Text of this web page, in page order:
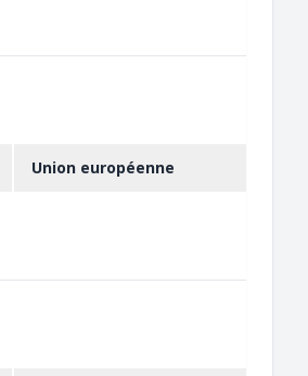
Union européenne